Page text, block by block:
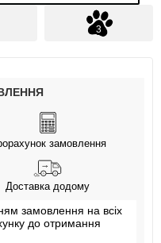
замовлення
Доставка додому
замовлення на всіх
до отримання